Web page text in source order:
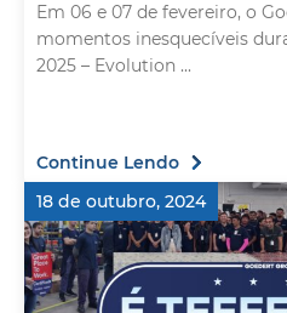
Em 06 e 07 de fevereiro, o
momentos inesquecíveis
2025 – Evolution ...
Continue Lendo
18 de outubro, 2024